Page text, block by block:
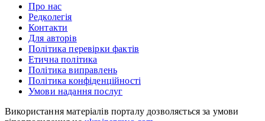
Про нас
Редколегія
Контакти
Для авторів
Політика перевірки фактів
Етична політика
Політика виправлень
Політика конфіденційності
Умови надання послуг
Використання матеріалів порталу дозволяється за умови